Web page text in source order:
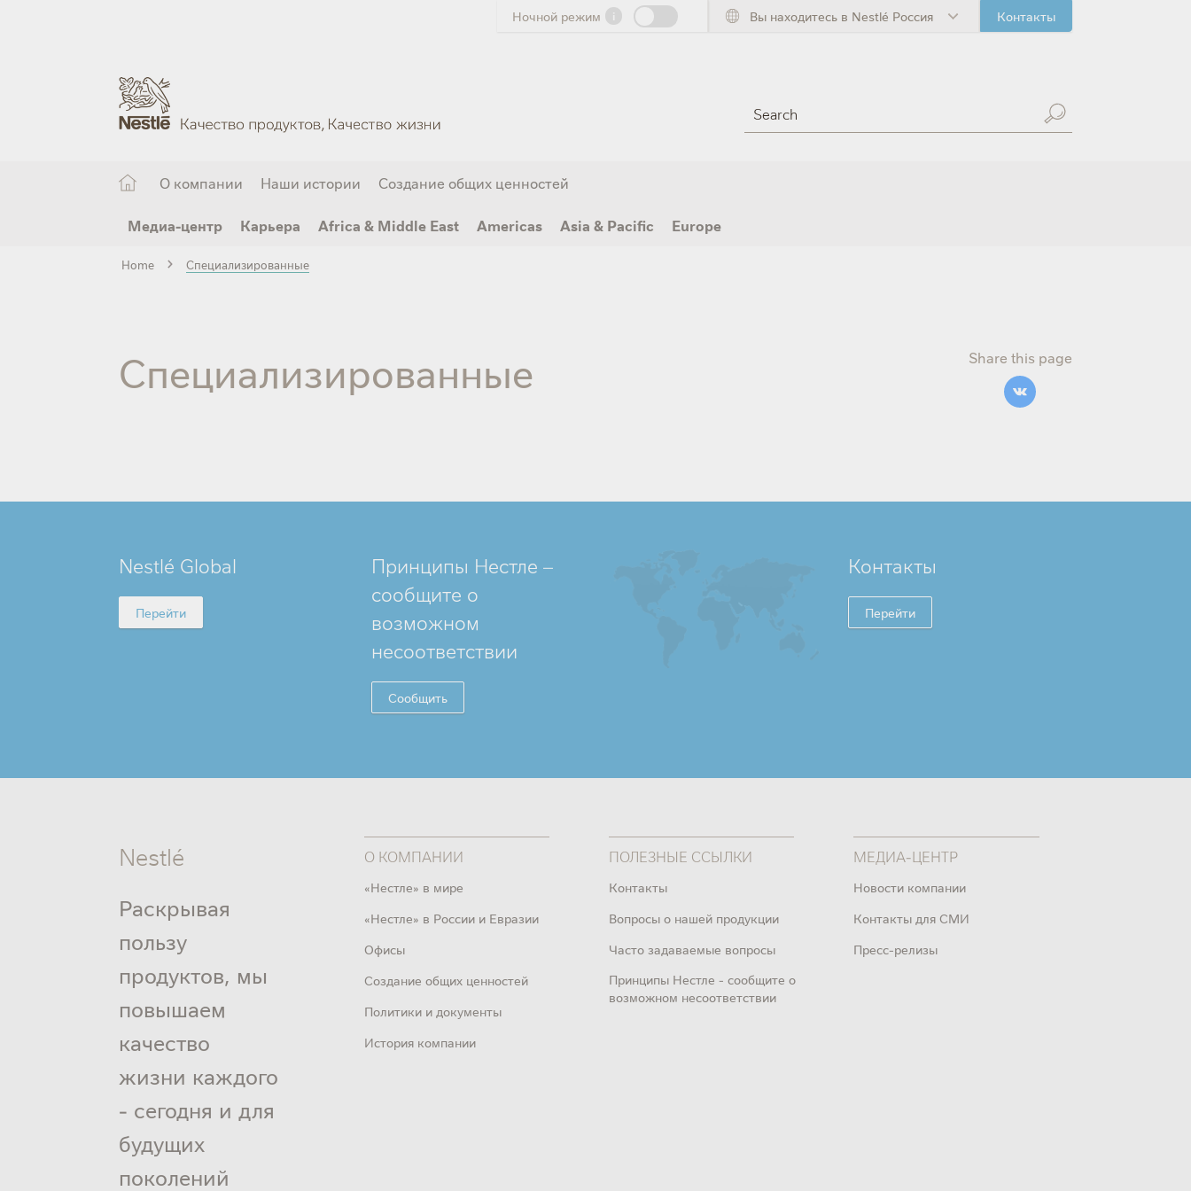
Ночной режим i Вы находитесь в Nestlé Россия Контакты
О компании Наши истории Создание общих ценностей
Медиа-центр Карьера Africa & Middle East Americas Asia & Pacific Europe
Home Специализированные
Специализированные Share this page
FOOTER
Nestlé Global
Перейти
Принципы Нестле –
сообщите о
возможном
несоответствии
Сообщить
Контакты
Перейти
Nestlé
Раскрывая
пользу
продуктов, мы
повышаем
качество
жизни каждого
- сегодня и для
будущих
поколений
О КОМПАНИИ
«Нестле» в мире
«Нестле» в России и Евразии
Офисы
Создание общих ценностей
Политики и документы
История компании
ПОЛЕЗНЫЕ ССЫЛКИ
Контакты
Вопросы о нашей продукции
Часто задаваемые вопросы
Принципы Нестле - сообщите о
возможном несоответствии
МЕДИА-ЦЕНТР
Новости компании
Контакты для СМИ
Пресс-релизы